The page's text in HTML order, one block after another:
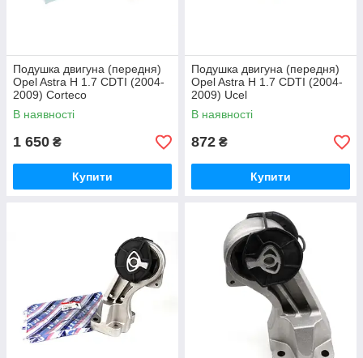
Подушка двигуна (передня)
Opel Astra H 1.7 CDTI (2004-
2009) Corteco
В наявності
1 650 ₴
Купити
Подушка двигуна (передня)
Opel Astra H 1.7 CDTI (2004-
2009) Ucel
В наявності
872 ₴
Купити